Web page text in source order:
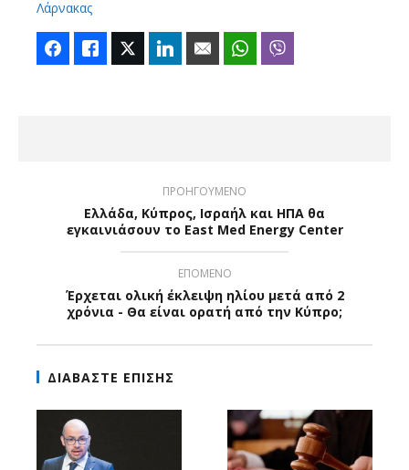
Λάρνακας
FacebookLike Twitter LinkedIn Email WhatsApp
ΠΡΟΗΓΟΥΜΕΝΟ
Ελλάδα, Κύπρος, Ισραήλ και ΗΠΑ θα
εγκαινιάσουν το East Med Energy Center
ΕΠΟΜΕΝΟ
Έρχεται ολική έκλειψη ηλίου μετά από 2
χρόνια - Θα είναι ορατή από την Κύπρο;
ΔΙΑΒΑΣΤΕ ΕΠΙΣΗΣ